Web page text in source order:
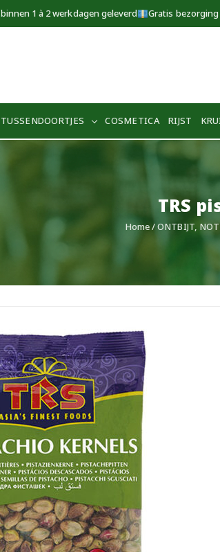
binnen 1 à 2 werkdagen geleverd Gratis
TUSSENDOORTJES COSMETICA RIJST
TRS
Home/ONTBIJT,